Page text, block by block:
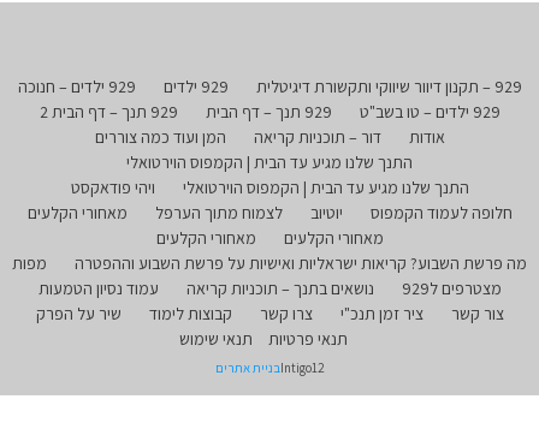
929 – תקנון דיוור שיווקי ותקשורת דיגיטלית 929 ילדים
929 ילדים – חנוכה
929 ילדים – טו בשב"ט
929 תנך – דף הבית
929 תנך – דף הבית 2
אודות
דור – תוכניות קריאה
המן ועוד כמה צוררים
התנך שלנו מגיע עד הבית | הקמפוס הוירטואלי
התנך שלנו מגיע עד הבית | הקמפוס הוירטואלי
ויהי פודאקסט
חלופה לעמוד הקמפוס
יוטיוב לצמוח מתוך הערפל
מאחורי הקלעים
מאחורי הקלעים
מאחורי הקלעים
מה פרשת השבוע? קריאות ישראליות ואישיות על פרשת השבוע וההפטרה
מפות
מצטרפים ל929
נושאים בתנך – תוכניות קריאה
עמוד נסיון הטמעות
צור קשר
ציר זמן תנכ"י צרו קשר קבוצות לימוד
שיר על הפרק
תנאי פרטיות
תנאי שימוש
Intigo12בניית אתרים